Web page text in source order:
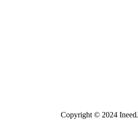
Copyright © 2024